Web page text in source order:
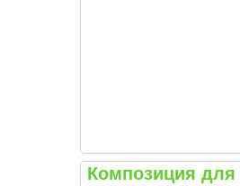
Композиция для